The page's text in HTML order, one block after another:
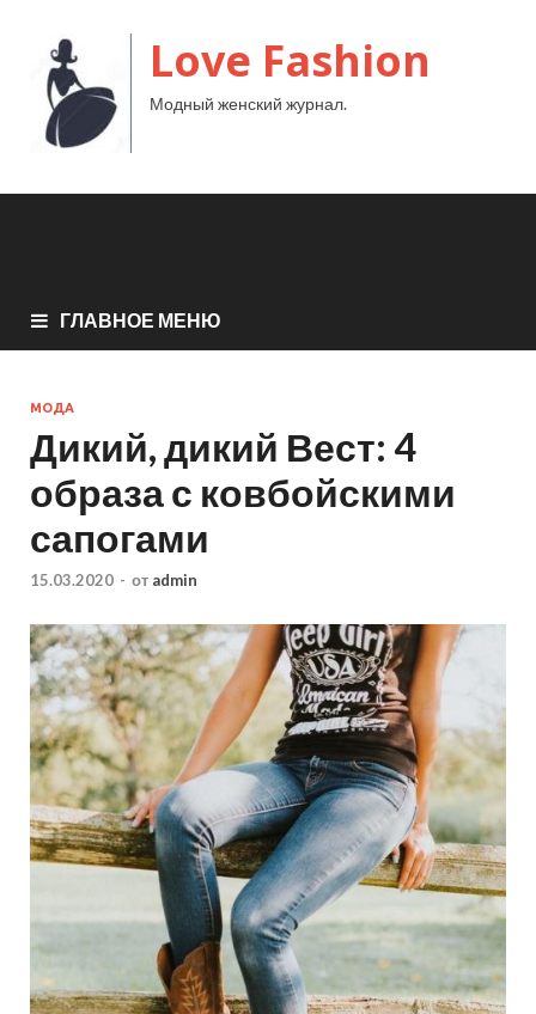
Love Fashion
Модный женский журнал.
ГЛАВНОЕ МЕНЮ
МОДА
Дикий, дикий Вест: 4
образа с ковбойскими
сапогами
15.03.2020 - от admin